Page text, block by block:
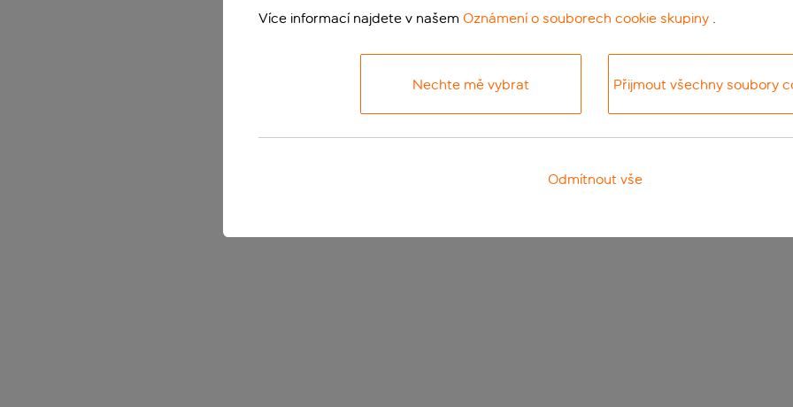
Více informací najdete v našem Oznámení o souborech cookie skupiny .
Nechte mě vybrat Přijmout všechny soubory
Odmítnout vše